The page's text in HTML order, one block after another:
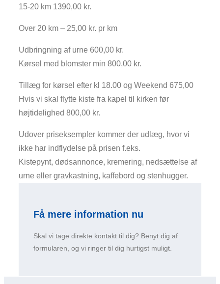
15-20 km 1390,00 kr.
Over 20 km – 25,00 kr. pr km
Udbringning af urne 600,00 kr.
Kørsel med blomster min 800,00 kr.
Tillæg for kørsel efter kl 18.00 og Weekend 675,00
Hvis vi skal flytte kiste fra kapel til kirken før
højtidelighed 800,00 kr.
Udover priseksempler kommer der udlæg, hvor vi
ikke har indflydelse på prisen f.eks.
Kistepynt, dødsannonce, kremering, nedsættelse af
urne eller gravkastning, kaffebord og stenhugger.
Få mere information nu
Skal vi tage direkte kontakt til dig? Benyt dig af
formularen, og vi ringer til dig hurtigst muligt.